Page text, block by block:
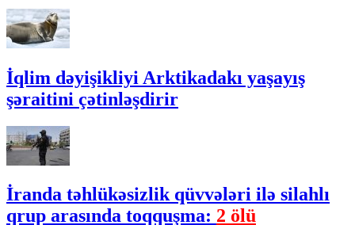
İqlim dəyişikliyi Arktikadakı yaşayış
şəraitini çətinləşdirir
İranda təhlükəsizlik qüvvələri ilə silahlı
qrup arasında toqquşma: 2 ölü